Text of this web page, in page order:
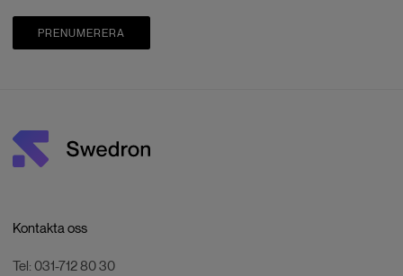
PRENUMERERA
Kontakta oss
Tel: 031-712 80 30